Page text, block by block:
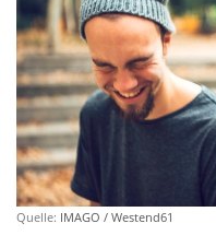
Quelle: IMAGO / Westend61